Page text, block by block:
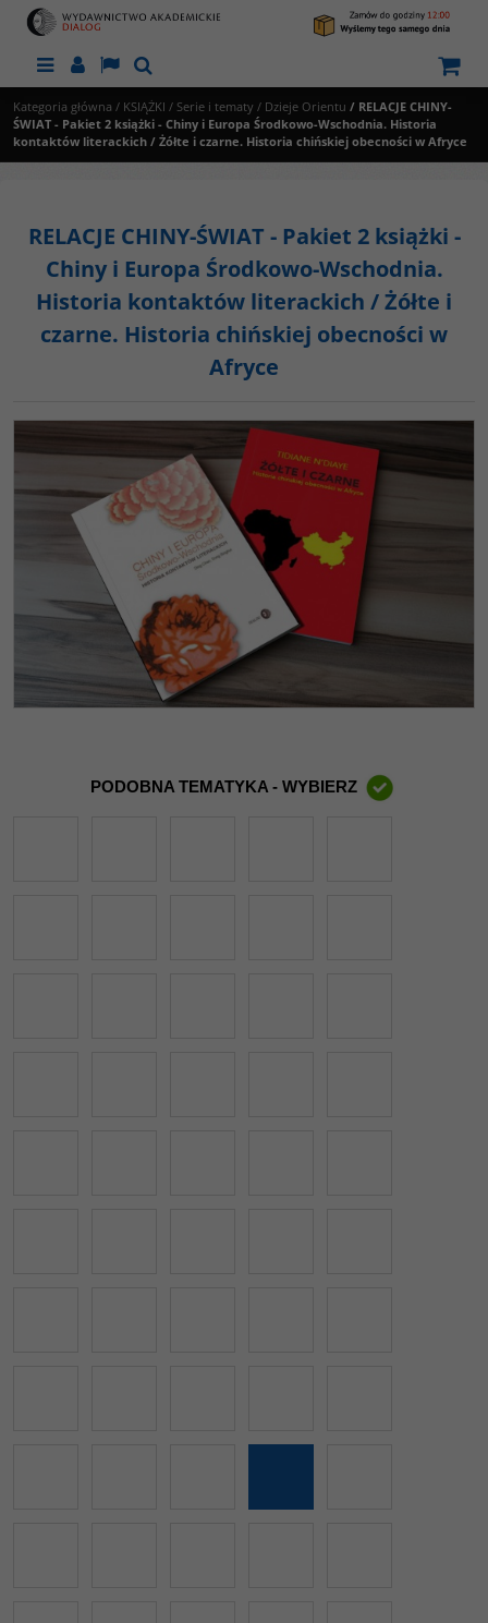
MenuPanelLangSzukaj
Kategoria główna / KSIĄŻKI / Serie i tematy / Dzieje Orientu / RELACJE CHINY-
ŚWIAT - Pakiet 2 książki - Chiny i Europa Środkowo-Wschodnia. Historia
kontaktów literackich / Żółte i czarne. Historia chińskiej obecności w Afryce
RELACJE CHINY-ŚWIAT - Pakiet 2 książki -
Chiny i Europa Środkowo-Wschodnia.
Historia kontaktów literackich / Żółte i
czarne. Historia chińskiej obecności w
Afryce
PODOBNA TEMATYKA - WYBIERZ